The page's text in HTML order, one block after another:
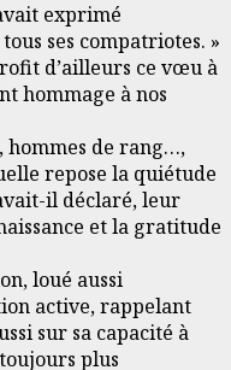
exprimé
ses compatriotes. »
d’ailleurs ce vœu à
hommage à nos
hommes de rang…,
repose la quiétude
il déclaré, leur
et la gratitude
loué aussi
active, rappelant
sur sa capacité à
plus